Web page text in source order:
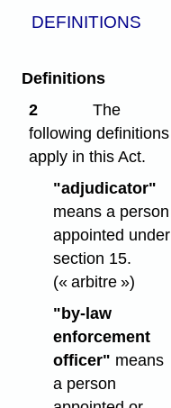
DEFINITIONS
Definitions
2
The
following definitions
apply in this Act.
"adjudicator"
means a person
appointed under
section 15.
(« arbitre »)
"by-law
enforcement
officer" means
a person